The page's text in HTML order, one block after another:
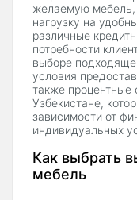
желаемую
нагрузку на
различные
потребности
выборе
условия
также процентные
Узбекистане,
зависимости от
индивидуальных
Как выбрать
мебель